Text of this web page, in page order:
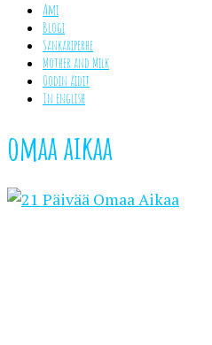
Ami
Blogi
Sankariperhe
Mother and Milk
Oodin äidit
In english
omaa aikaa